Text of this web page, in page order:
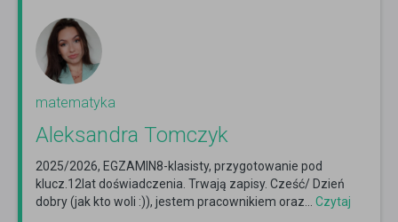
matematyka
Aleksandra Tomczyk
2025/2026, EGZAMIN8-klasisty, przygotowanie pod
klucz.12lat doświadczenia. Trwają zapisy. Cześć/ Dzień
dobry (jak kto woli :)), jestem pracownikiem oraz... Czytaj